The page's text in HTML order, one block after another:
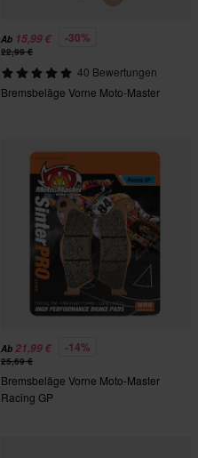
Ab 15,99 € -30%
22,99 €
40 Bewertungen
Bremsbeläge Vorne Moto-Master
Ab 21,99 € -14%
25,69 €
Bremsbeläge Vorne Moto-Master
Racing GP